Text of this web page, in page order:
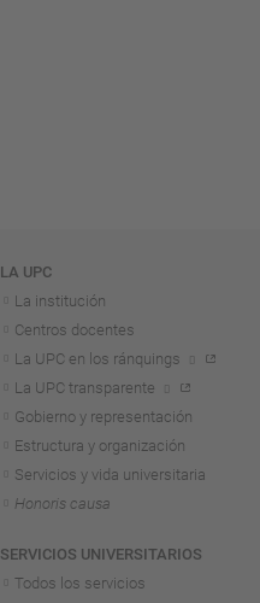
LA UPC
La institución
Centros docentes
La UPC en los ránquings
La UPC transparente
Gobierno y representación
Estructura y organización
Servicios y vida universitaria
Honoris causa
SERVICIOS UNIVERSITARIOS
Todos los servicios